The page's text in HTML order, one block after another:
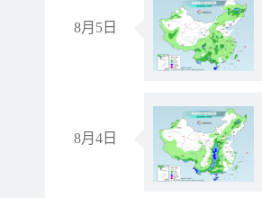
8月5日
8月4日